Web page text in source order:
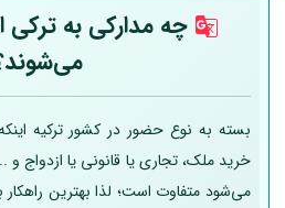
چه مدارکی به ترکی
بسته به نوع حضور در کشور ترکیه
خرید ملک، تجاری یا قانونی یا ازدواج
می‌شود متفاوت است؛ لذا بهترین راهکار